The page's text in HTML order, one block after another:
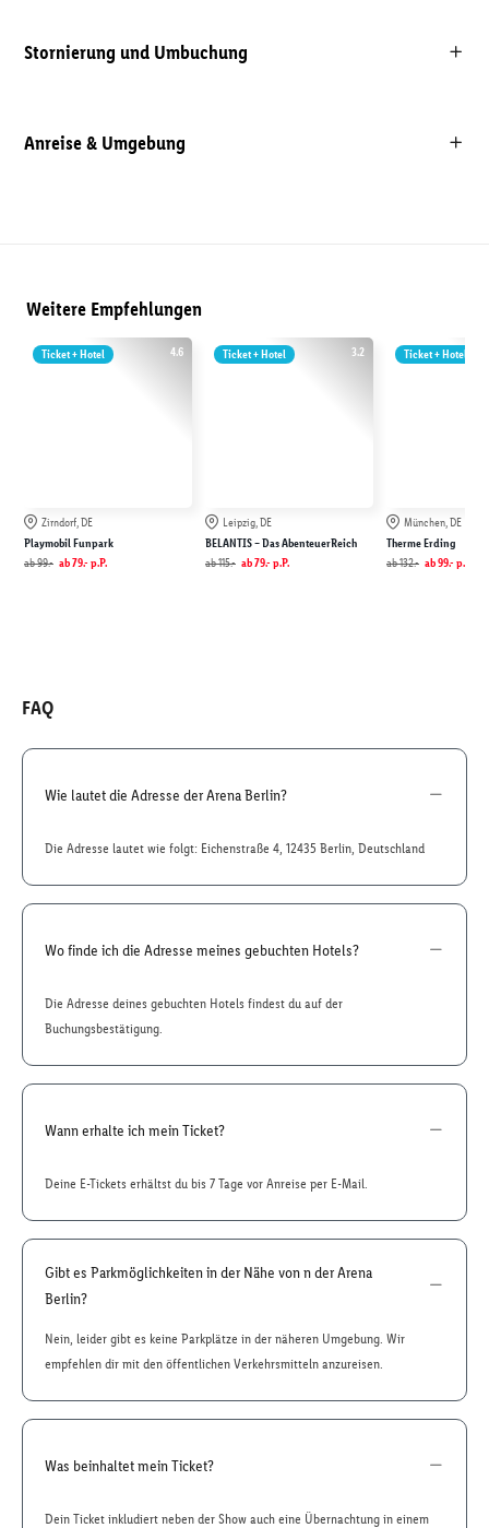
Stornierung und Umbuchung
Anreise & Umgebung
Weitere Empfehlungen
4.6
Ticket + Hotel
Zirndorf, DE
Playmobil Funpark
ab99.- ab79.- p.P.
3.2
Ticket + Hotel
Leipzig, DE
BELANTIS – Das AbenteuerReich
ab115.- ab79.- p.P.
Ticket + Hotel
München, DE
Therme Erding
ab132.- ab99.- p.P.
FAQ
Wie lautet die Adresse der Arena Berlin?
Die Adresse lautet wie folgt: Eichenstraße 4, 12435 Berlin, Deutschland
Wo finde ich die Adresse meines gebuchten Hotels?
Die Adresse deines gebuchten Hotels findest du auf der
Buchungsbestätigung.
Wann erhalte ich mein Ticket?
Deine E-Tickets erhältst du bis 7 Tage vor Anreise per E-Mail.
Gibt es Parkmöglichkeiten in der Nähe von n der Arena
Berlin?
Nein, leider gibt es keine Parkplätze in der näheren Umgebung. Wir
empfehlen dir mit den öffentlichen Verkehrsmitteln anzureisen.
Was beinhaltet mein Ticket?
Dein Ticket inkludiert neben der Show auch eine Übernachtung in einem